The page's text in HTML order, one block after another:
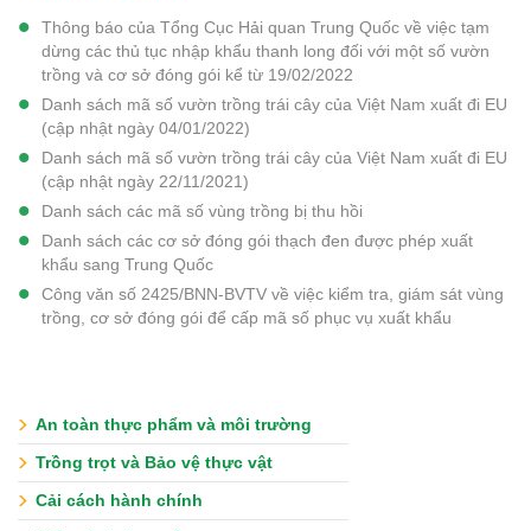
Thông báo của Tổng Cục Hải quan Trung Quốc về việc tạm
dừng các thủ tục nhập khẩu thanh long đối với một số vườn
trồng và cơ sở đóng gói kể từ 19/02/2022
Danh sách mã số vườn trồng trái cây của Việt Nam xuất đi EU
(cập nhật ngày 04/01/2022)
Danh sách mã số vườn trồng trái cây của Việt Nam xuất đi EU
(cập nhật ngày 22/11/2021)
Danh sách các mã số vùng trồng bị thu hồi
Danh sách các cơ sở đóng gói thạch đen được phép xuất
khẩu sang Trung Quốc
Công văn số 2425/BNN-BVTV về việc kiểm tra, giám sát vùng
trồng, cơ sở đóng gói để cấp mã số phục vụ xuất khẩu
An toàn thực phẩm và môi trường
Trồng trọt và Bảo vệ thực vật
Cải cách hành chính